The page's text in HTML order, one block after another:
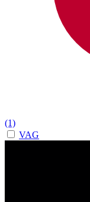
(1)
VAG